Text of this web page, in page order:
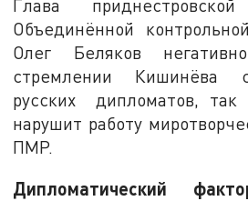
Глава
Объединённой
Олег Беляков
стремлении Кишинёва
русских дипломатов, так
нарушит работу
ПМР.
Дипломатический